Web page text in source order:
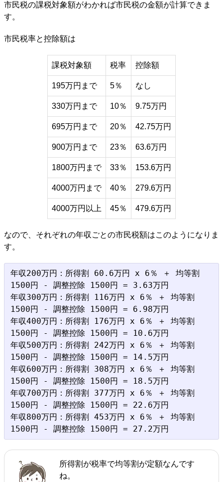
市民税の課税対象額がわかれば市民税の金額が計算できま
す。
市民税率と控除額は
課税対象額 税率 控除額
195万円まで 5％ なし
330万円まで 10％ 9.75万円
695万円まで 20％ 42.75万円
900万円まで 23％ 63.6万円
1800万円まで 33％ 153.6万円
4000万円まで 40％ 279.6万円
4000万円以上 45％ 479.6万円
なので、それぞれの年収ごとの市民税額はこのようになりま
す。
年収200万円：所得割 60.6万円 x 6％ ＋ 均等割
1500円 - 調整控除 1500円 = 3.63万円
年収300万円：所得割 116万円 x 6％ ＋ 均等割
1500円 - 調整控除 1500円 = 6.98万円
年収400万円：所得割 176万円 x 6％ ＋ 均等割
1500円 - 調整控除 1500円 = 10.6万円
年収500万円：所得割 242万円 x 6％ ＋ 均等割
1500円 - 調整控除 1500円 = 14.5万円
年収600万円：所得割 308万円 x 6％ ＋ 均等割
1500円 - 調整控除 1500円 = 18.5万円
年収700万円：所得割 377万円 x 6％ ＋ 均等割
1500円 - 調整控除 1500円 = 22.6万円
年収800万円：所得割 453万円 x 6％ ＋ 均等割
所得割が税率で均等割が定額なんです
ね。